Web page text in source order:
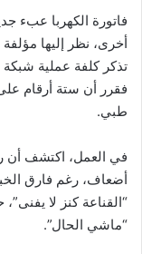
فاتورة الكهربا عبء
تذكر كلفة عملية شبكة
طبي.
في العمل، اكتشف أن
أضعاف، رغم فارق
“القناعة كنز لا
“ماشي الحال”.